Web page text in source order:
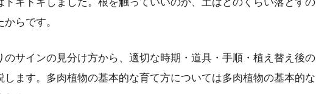
ドキドキしました。根を触っていいのか、土はどのくらい落とすの
らです。
のサインの見分け方から、適切な時期・道具・手順・植え替え後の
します。多肉植物の基本的な育て方については多肉植物の基本的な